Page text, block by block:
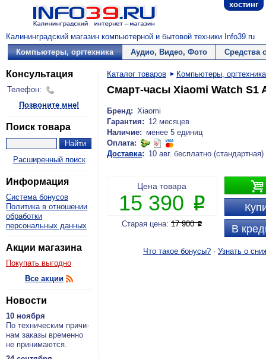
хостинг
Калининградский магазин компьютерной и бытовой техники Info39.ru
Компьютеры, оргтехника
Аудио, Видео, Фото Средства
Консультация
Телефон:
Позвоните мне!
Поиск товара
Расширенный поиск
Информация
Система бонусов
Политика в отношении
обработки
персональных данных
Акции магазина
Покупать выгодно
Все акции
Новости
10 ноября
По тех­ни­че­ским при­чи­
нам за­ка­зы вре­мен­но
не при­ни­ма­ют­ся.
Каталог товаров Компьютеры, оргтехника
Смарт-часы Xiaomi Watch S1
Бренд: Xiaomi
Гарантия: 12 месяцев
Наличие: менее 5 единиц
Оплата:
Доставка: 10 авг. бесплатно (стандартная)

В
Цена товара
15 390 P
Старая цена:17 900P
Что такое бонусы? · Узнать о